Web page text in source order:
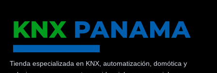
Tienda especializada en KNX, automatización, domótica y